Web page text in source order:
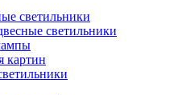
светильники
светильники
картин